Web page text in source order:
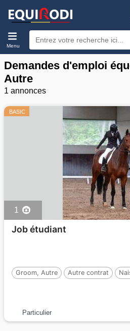
Menu
Demandes d'emploi
Autre
1 annonces
BASIC
1
Job étudiant
Groom, Autre Autre contrat
Particulier